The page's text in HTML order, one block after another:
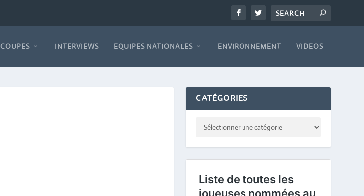
COUPES INTERVIEWS EQUIPES NATIONALES ENVIRONNEMENT VIDEOS
CATÉGORIES